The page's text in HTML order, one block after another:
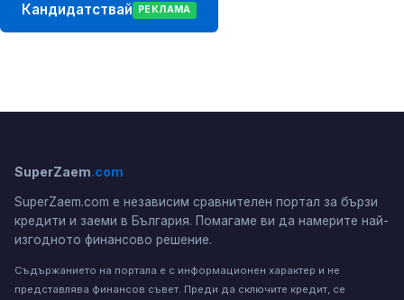
Кандидатствай РЕКЛАМА
SuperZaem.com
SuperZaem.com е независим сравнителен портал за бързи
кредити и заеми в България. Помагаме ви да намерите най-
изгодното финансово решение.
Съдържанието на портала е с информационен характер и не
представлява финансов съвет. Преди да сключите кредит, се